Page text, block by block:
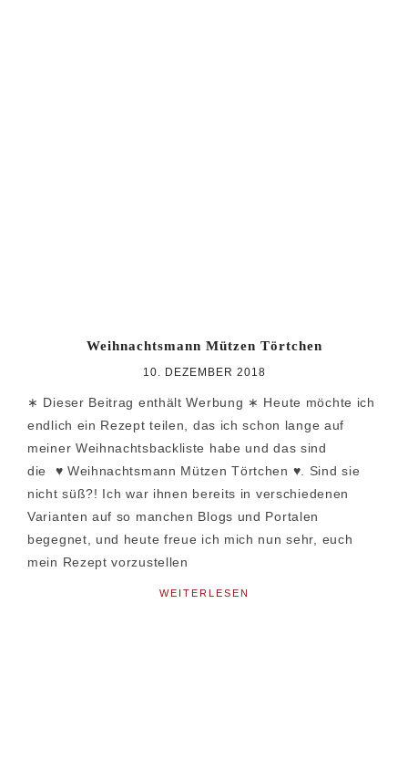
Weihnachtsmann Mützen Törtchen
10. DEZEMBER 2018
∗ Dieser Beitrag enthält Werbung ∗ Heute möchte ich
endlich ein Rezept teilen, das ich schon lange auf
meiner Weihnachtsbackliste habe und das sind
die ♥ Weihnachtsmann Mützen Törtchen ♥. Sind sie
nicht süß?! Ich war ihnen bereits in verschiedenen
Varianten auf so manchen Blogs und Portalen
begegnet, und heute freue ich mich nun sehr, euch
mein Rezept vorzustellen
WEITERLESEN